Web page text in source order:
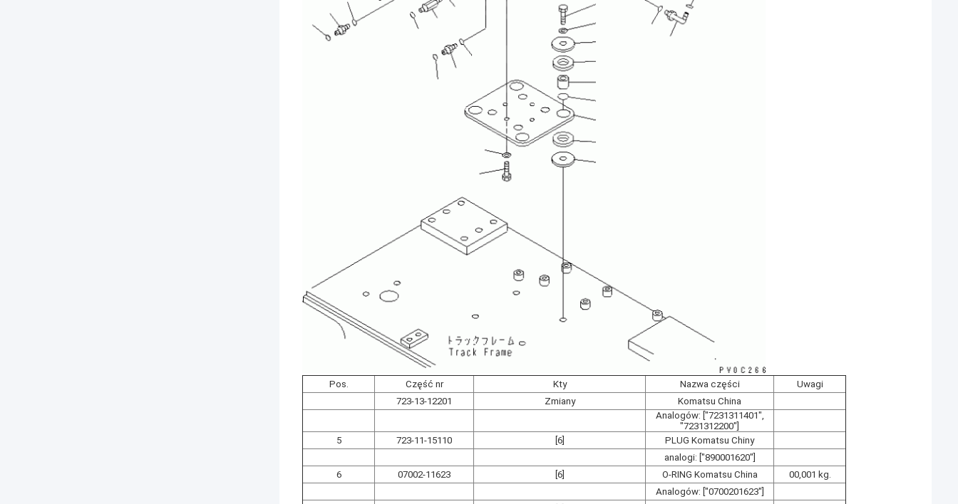
Pos. Część nr Kty Nazwa części
Uwagi
723-13-12201
Zmiany
Komatsu China
Analogów: ["7231311401",
"7231312200"]
5
723-11-15110 [6]
PLUG Komatsu Chiny
analogi: ["890001620"]
6
07002-11623 [6] O-RING Komatsu China
00,001 kg.
Analogów: ["0700201623"]